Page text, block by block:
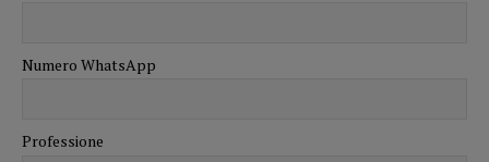
Numero WhatsApp
Professione